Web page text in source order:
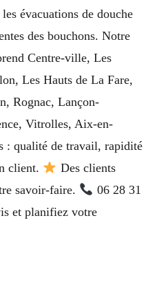
évacuations de douche
des bouchons. Notre
Centre-ville, Les
Les Hauts de La Fare,
Rognac, Lançon-
Vitrolles, Aix-en-
: qualité de travail, rapidité
client.
Des clients
savoir-faire.
06 28 31
et planifiez votre